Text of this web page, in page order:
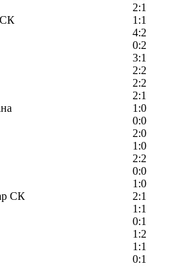
2:1
1:1
4:2
0:2
3:1
2:2
2:2
2:1
1:0
0:0
2:0
1:0
2:2
0:0
1:0
СК
2:1
1:1
0:1
1:2
1:1
0:1